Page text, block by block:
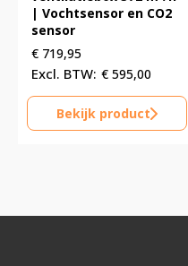
| Vochtsensor en CO2
sensor
€ 719,95
€ 595,00
Bekijk product